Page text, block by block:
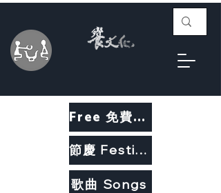
Free 免費教材
節慶 Festivals
歌曲 Songs